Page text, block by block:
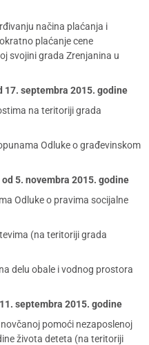
načina plaćanja i
plaćanje cene
svojini grada Zrenjanina u
17. septembra 2015. godine
na teritoriji grada
Odluke o građevinskom
5. novembra 2015. godine
Odluke o pravima socijalne
(na teritoriji grada
delu obale i vodnog prostora
septembra 2015. godine
pomoći nezaposlenoj
života deteta (na teritoriji